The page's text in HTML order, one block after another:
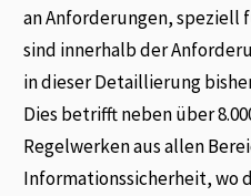
an Anforderungen, speziell
sind innerhalb der
in dieser Detaillierung
Dies betrifft neben über
Regelwerken aus allen
Informationssicherheit, wo